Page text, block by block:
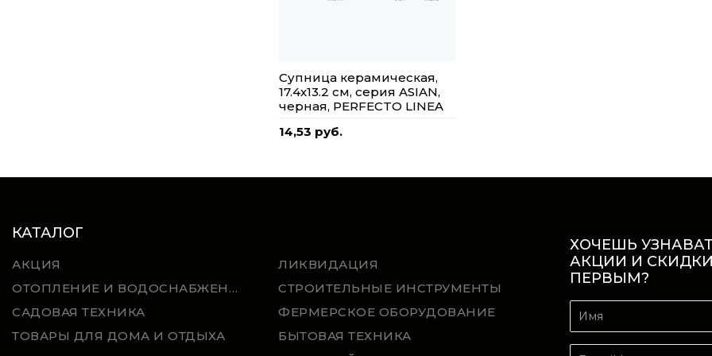
Супница керамическая,
17.4х13.2 см, серия ASIAN,
черная, PERFECTO LINEA
14,53 руб.
КАТАЛОГ
АКЦИЯ
ЛИКВИДАЦИЯ
ОТОПЛЕНИЕ И ВОДОСНАБЖЕНИЕ
СТРОИТЕЛЬНЫЕ ИНСТРУМЕНТЫ
САДОВАЯ ТЕХНИКА
ФЕРМЕРСКОЕ ОБОРУДОВАНИЕ
ТОВАРЫ ДЛЯ ДОМА И ОТДЫХА
БЫТОВАЯ ТЕХНИКА
ХОЧЕШЬ
АКЦИИ И СКИДКИ
ПЕРВЫМ?